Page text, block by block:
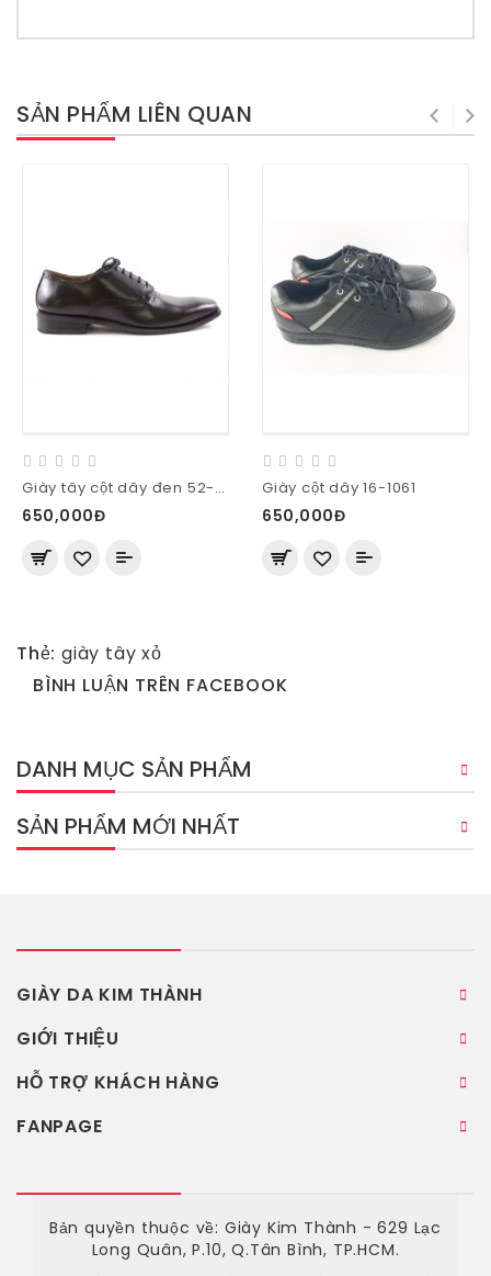
SẢN PHẨM LIÊN QUAN
Giày tây cột dây đen 52-M58-D
650,000Đ
Giày cột dây 16-1061
650,000Đ
Thẻ: giày tây xỏ
BÌNH LUẬN TRÊN FACEBOOK
DANH MỤC SẢN PHẨM
SẢN PHẨM MỚI NHẤT
GIÀY DA KIM THÀNH
GIỚI THIỆU
HỖ TRỢ KHÁCH HÀNG
FANPAGE
Bản quyền thuộc về: Giày Kim Thành - 629 Lạc
Long Quân, P.10, Q.Tân Bình, TP.HCM.